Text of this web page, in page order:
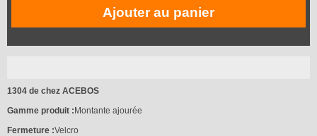
Ajouter au panier
1304 de chez ACEBOS
Gamme produit : Montante ajourée
Fermeture :Velcro